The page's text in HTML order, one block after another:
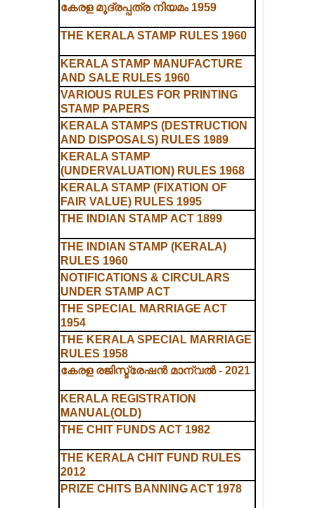
കേരള മുദ്രപ്പത്ര നിയമം 1959
THE KERALA STAMP RULES 1960
KERALA STAMP MANUFACTURE
AND SALE RULES 1960
VARIOUS RULES FOR PRINTING
STAMP PAPERS
KERALA STAMPS (DESTRUCTION
AND DISPOSALS) RULES 1989
KERALA STAMP
(UNDERVALUATION) RULES 1968
KERALA STAMP (FIXATION OF
FAIR VALUE) RULES 1995
THE INDIAN STAMP ACT 1899
THE INDIAN STAMP (KERALA)
RULES 1960
NOTIFICATIONS & CIRCULARS
UNDER STAMP ACT
THE SPECIAL MARRIAGE ACT
1954
THE KERALA SPECIAL MARRIAGE
RULES 1958
കേരള രജിസ്ട്രേഷൻ മാന്വൽ - 2021
KERALA REGISTRATION
MANUAL(OLD)
THE CHIT FUNDS ACT 1982
THE KERALA CHIT FUND RULES
2012
PRIZE CHITS BANNING ACT 1978